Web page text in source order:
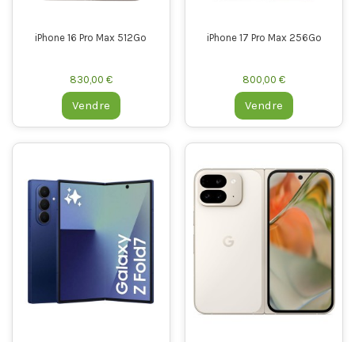
iPhone 16 Pro Max 512Go
830,00 €
Vendre
iPhone 17 Pro Max 256Go
800,00 €
Vendre